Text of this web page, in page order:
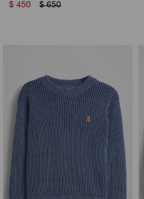
$ 450 $ 650